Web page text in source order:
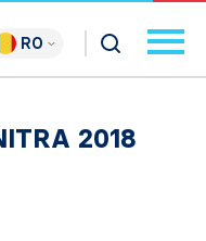
RO
2018